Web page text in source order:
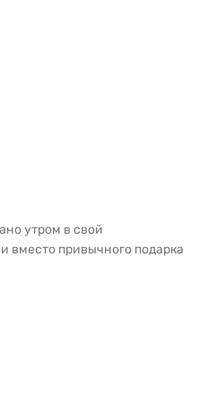
утром в свой
вместо привычного подарка